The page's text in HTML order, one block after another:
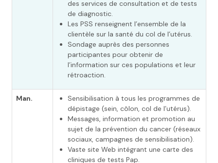
des services de consultation et de tests
de diagnostic.
Les PSS renseignent l’ensemble de la
clientèle sur la santé du col de l’utérus.
Sondage auprès des personnes
participantes pour obtenir de
l’information sur ces populations et leur
rétroaction.
Man.
Sensibilisation à tous les programmes de
dépistage (sein, côlon, col de l’utérus).
Messages, information et promotion au
sujet de la prévention du cancer (réseaux
sociaux, campagnes de sensibilisation).
Vaste site Web intégrant une carte des
cliniques de tests Pap.